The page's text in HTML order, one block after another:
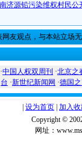
济源铅污染维权村民公
网友观点，与本站立场
·中国人权双周刊 ·北京之
台 ·新世纪新闻网 ·德国
设为首页 加入
Copyright ©
网址：